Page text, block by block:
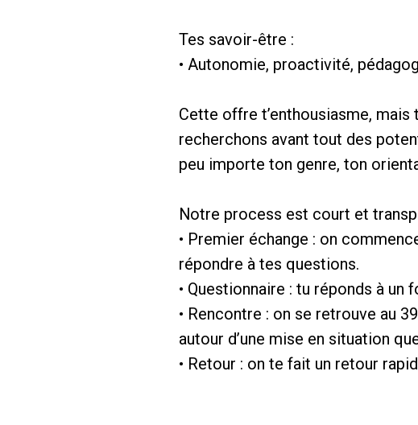
Tes savoir-être :
• Autonomie, proactivité,
Cette offre t’enthousiasme,
recherchons avant tout des
peu importe ton genre, ton
Notre process est court et
• Premier échange : on
répondre à tes questions.
• Questionnaire : tu réponds à
• Rencontre : on se retrouve au
autour d’une mise en situation
• Retour : on te fait un retour